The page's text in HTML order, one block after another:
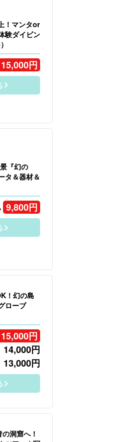
！マンタor
験ダイビン
15,000円
『幻の
タ＆器材＆
9,800円
！幻の島
ローブ
15,000円
14,000円
13,000円
洞窟へ！